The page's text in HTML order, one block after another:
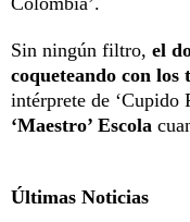
Sin ningún filtro, el
coqueteando con los
intérprete de ‘Cupido
‘Maestro’ Escola
Últimas Noticias